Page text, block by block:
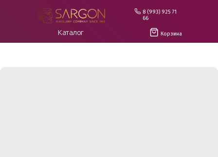
8 (993) 925 71
66
Корзина
Каталог